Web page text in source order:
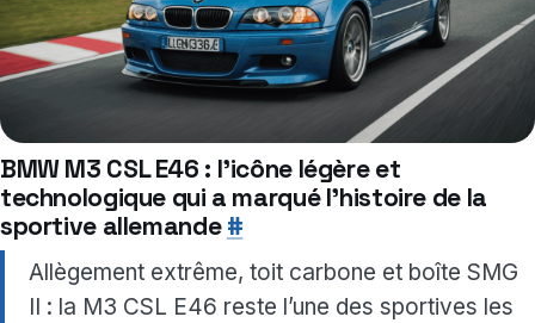
BMW M3 CSL E46 : l’icône légère et
technologique qui a marqué l’histoire de la
sportive allemande#
Allègement extrême, toit carbone et boîte SMG
II : la M3 CSL E46 reste l’une des sportives les